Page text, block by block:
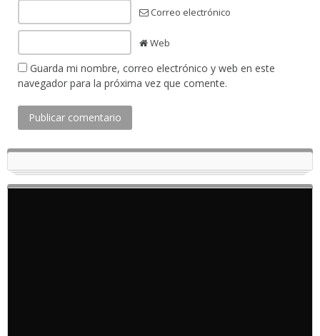
Correo electrónico
Web
Guarda mi nombre, correo electrónico y web en este
navegador para la próxima vez que comente.